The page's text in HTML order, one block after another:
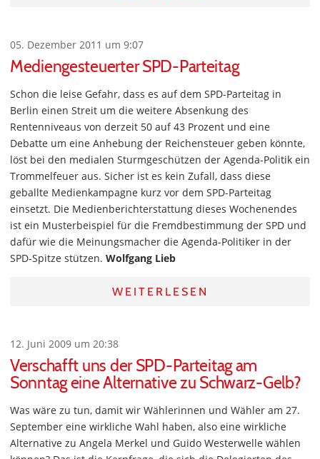
05. Dezember 2011 um 9:07
Mediengesteuerter SPD-Parteitag
Schon die leise Gefahr, dass es auf dem SPD-Parteitag in
Berlin einen Streit um die weitere Absenkung des
Rentenniveaus von derzeit 50 auf 43 Prozent und eine
Debatte um eine Anhebung der Reichensteuer geben könnte,
löst bei den medialen Sturmgeschützen der Agenda-Politik ein
Trommelfeuer aus. Sicher ist es kein Zufall, dass diese
geballte Medienkampagne kurz vor dem SPD-Parteitag
einsetzt. Die Medienberichterstattung dieses Wochenendes
ist ein Musterbeispiel für die Fremdbestimmung der SPD und
dafür wie die Meinungsmacher die Agenda-Politiker in der
SPD-Spitze stützen. Wolfgang Lieb
WEITERLESEN
12. Juni 2009 um 20:38
Verschafft uns der SPD-Parteitag am
Sonntag eine Alternative zu Schwarz-Gelb?
Was wäre zu tun, damit wir Wählerinnen und Wähler am 27.
September eine wirkliche Wahl haben, also eine wirkliche
Alternative zu Angela Merkel und Guido Westerwelle wählen